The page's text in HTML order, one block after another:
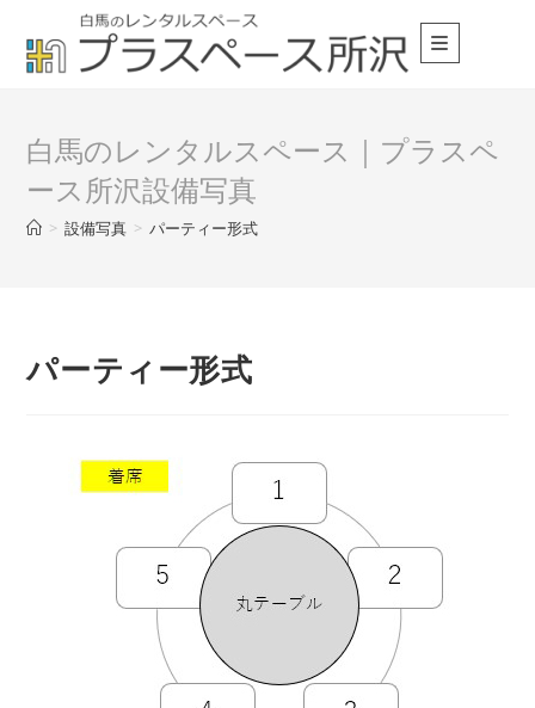
白馬のレンタルスペース｜プラスペ
ース所沢設備写真
> 設備写真 > パーティー形式
パーティー形式